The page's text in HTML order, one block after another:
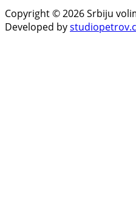
Copyright © 2026 Srbiju
Developed by